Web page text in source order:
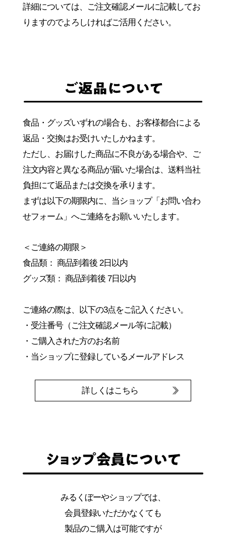
詳細については、ご注文確認メールに記載してお
りますのでよろしければご活用ください。
食品・グッズいずれの場合も、 お客様都合による
返品・交換はお受けいたしかねます。
ただし、お届けした商品に不良がある場合や、
ご
注文内容と異なる商品が届いた場合は、 送料当社
負担にて返品または交換を承ります。
まずは以下の期限内に、当ショップ「お問い合わ
せフォーム」へご連絡をお願いいたします。
＜ご連絡の期限＞
食品類： 商品到着後 2日以内
グッズ類： 商品到着後 7日以内
ご連絡の際は、以下の3点をご記入ください。
・受注番号（ご注文確認メール等に記載）
・ご購入された方のお名前
・当ショップに登録しているメールアドレス
詳しくはこちら
みるくぼーやショップでは、
会員登録いただかなくても
製品のご購入は可能ですが